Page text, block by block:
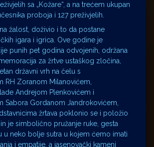
sa „Kožare“, a na trećem ukupan
proboja i 127 preživjelih.
žalost, doživio i to da postane
igara i igrica. Ove godine je
punih pet godina odvojenih, održana
za žrtve ustaškog zločina,
državni vrh na čelu s
RH Zoranom Milanovićem,
Andrejom Plenkovićem i
Sabora Gordanom Jandrokovićem,
žrtava poklonio se i položio
je simbolično pružanje ruke, gesta
u neko bolje sutra u kojem ćemo imati
i empatije, a jasenovački kameni